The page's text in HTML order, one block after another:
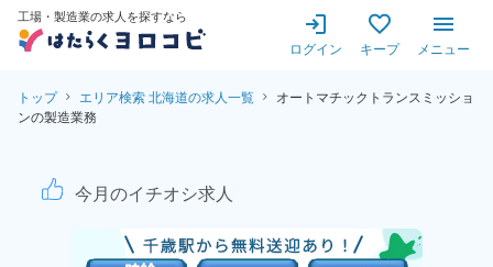
工場・製造業の求人を探すなら
ログイン キープ メニュー
トップ エリア検索 北海道の求人一覧
オートマチックトランスミッショ
ンの製造業務
【オートマチックトランス
今月のイチオシ求人